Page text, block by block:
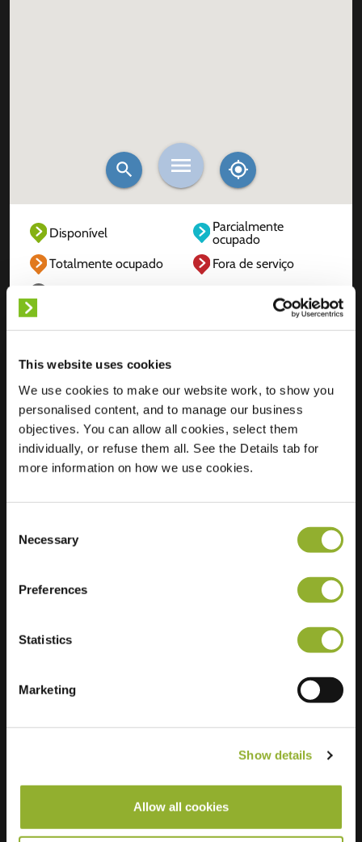
This website uses cookies
We use cookies to make our website work, to show you
personalised content, and to manage our business
objectives. You can allow all cookies, select them
individually, or refuse them all. See the Details tab for
more information on how we use cookies.
Selection
Necessary
Preferences
Statistics
Marketing
Show details
Allow all cookies
Disponível
Parcialmente
ocupado
Totalmente ocupado
Fora de serviço
Localização
Brusselsesteenweg
437
2800 Mechelen
Bélgica
Regular Charging